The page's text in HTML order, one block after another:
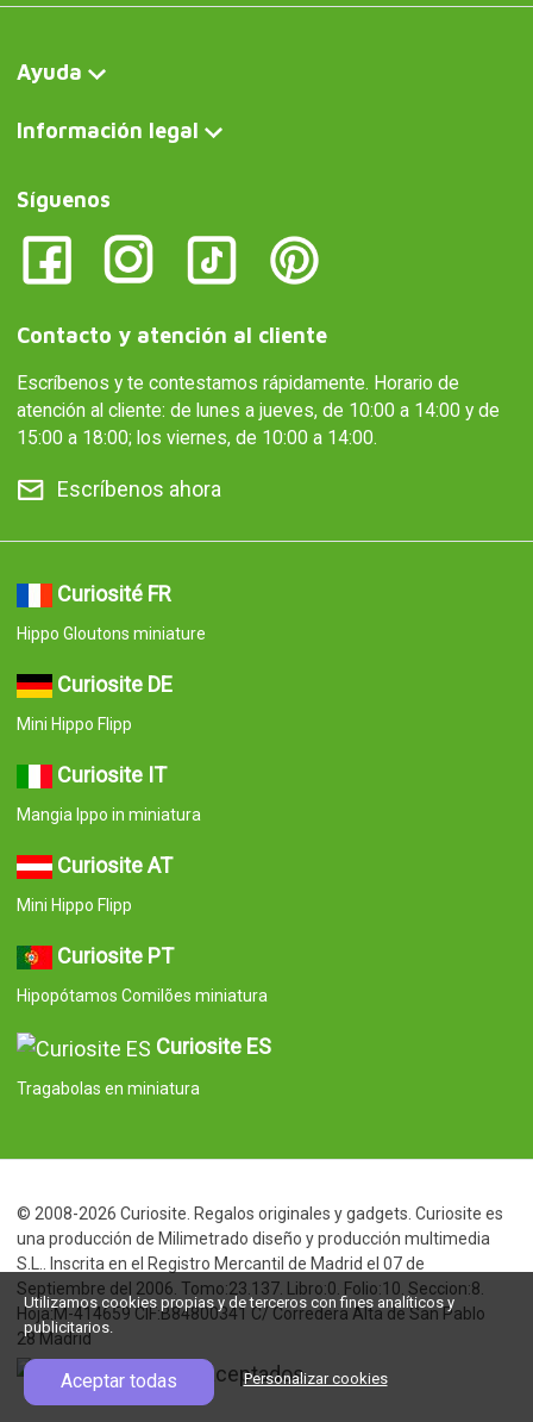
Ayuda
Información legal
Síguenos
Contacto y atención al cliente
Escríbenos y te contestamos rápidamente. Horario de
atención al cliente: de lunes a jueves, de 10:00 a 14:00 y de
15:00 a 18:00; los viernes, de 10:00 a 14:00.
Escríbenos ahora
Curiosité FR
Hippo Gloutons miniature
Curiosite DE
Mini Hippo Flipp
Curiosite IT
Mangia Ippo in miniatura
Curiosite AT
Mini Hippo Flipp
Curiosite PT
Hipopótamos Comilões miniatura
Curiosite ES
Tragabolas en miniatura
© 2008-2026 Curiosite. Regalos originales y gadgets. Curiosite es
una producción de Milimetrado diseño y producción multimedia
S.L.. Inscrita en el Registro Mercantil de Madrid el 07 de
Septiembre del 2006. Tomo:23.137. Libro:0. Folio:10. Seccion:8.
Hoja:M-414659 CIF:B84800341 C/ Corredera Alta de San Pablo
28 Madrid
Utilizamos cookies propias y de terceros con fines analíticos y
publicitarios.
Aceptar todas Personalizar cookies